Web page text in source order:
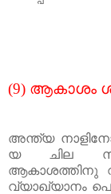
(9) ആകാശം
അന്ത്യ
യ
ചില
ആകാശത്തിനു
വ്യാഖ്യാനം